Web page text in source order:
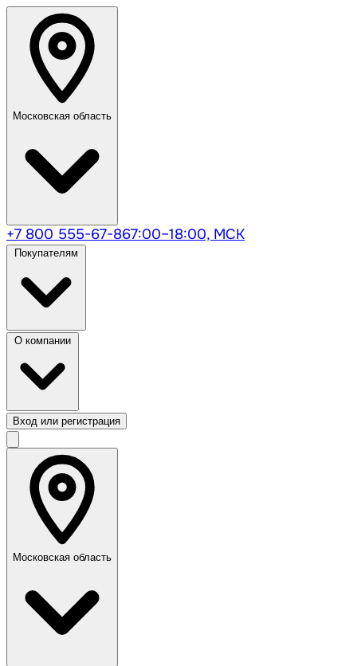
Московская область
+7 800 555-67-867:00–18:00, МСК
Вход или регистрация
Московская область